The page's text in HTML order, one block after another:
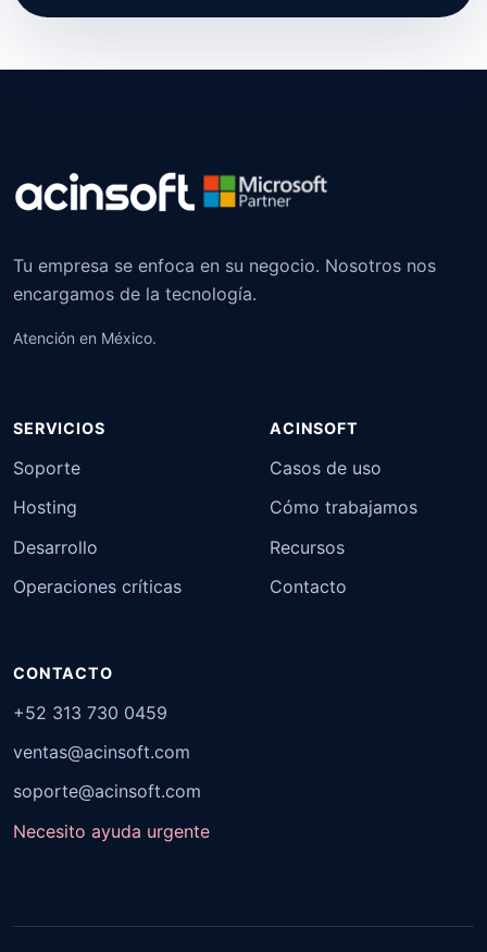
Tu empresa se enfoca en su negocio. Nosotros nos
encargamos de la tecnología.
Atención en México.
SERVICIOS
Soporte
Hosting
Desarrollo
Operaciones críticas
ACINSOFT
Casos de uso
Cómo trabajamos
Recursos
Contacto
CONTACTO
+52 313 730 0459
ventas@acinsoft.com
soporte@acinsoft.com
Necesito ayuda urgente